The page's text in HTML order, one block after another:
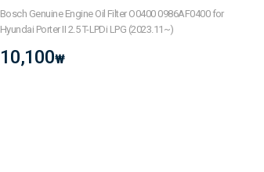
Bosch Genuine Engine Oil Filter O0400 0986AF0400 for
Hyundai Porter II 2.5 T-LPDi LPG (2023.11~)
10,100₩